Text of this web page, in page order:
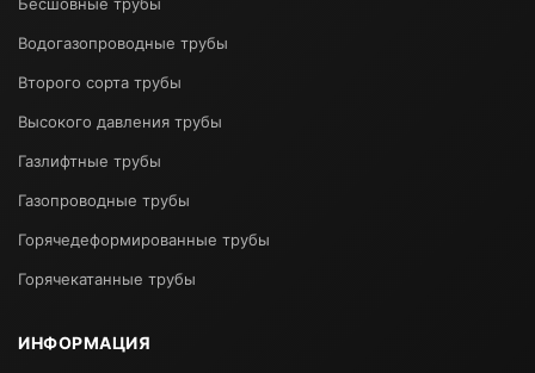
Бесшовные трубы
Водогазопроводные трубы
Второго сорта трубы
Высокого давления трубы
Газлифтные трубы
Газопроводные трубы
Горячедеформированные трубы
Горячекатанные трубы
ИНФОРМАЦИЯ